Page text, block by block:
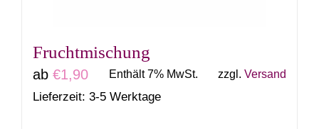
werden
Fruchtmischung
ab €1,90 Enthält 7% MwSt. zzgl. Versand
Lieferzeit: 3-5 Werktage